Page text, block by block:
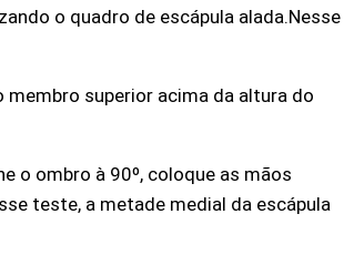
o quadro de escápula alada.Nesse
membro superior acima da altura do
o ombro à 90º, coloque as mãos
teste, a metade medial da escápula